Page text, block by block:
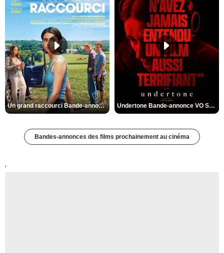
Un grand raccourci Bande-annonce VF Undertone Bande-annonce VO STFR
Bandes-annonces des films prochainement au cinéma
'